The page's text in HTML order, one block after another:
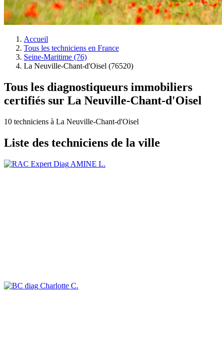
Accueil
Tous les techniciens en France
Seine-Maritime (76)
La Neuville-Chant-d'Oisel (76520)
Tous les diagnostiqueurs immobiliers
certifiés sur La Neuville-Chant-d'Oisel
10 techniciens à La Neuville-Chant-d'Oisel
Liste des techniciens de la ville
AMINE L.
Charlotte C.